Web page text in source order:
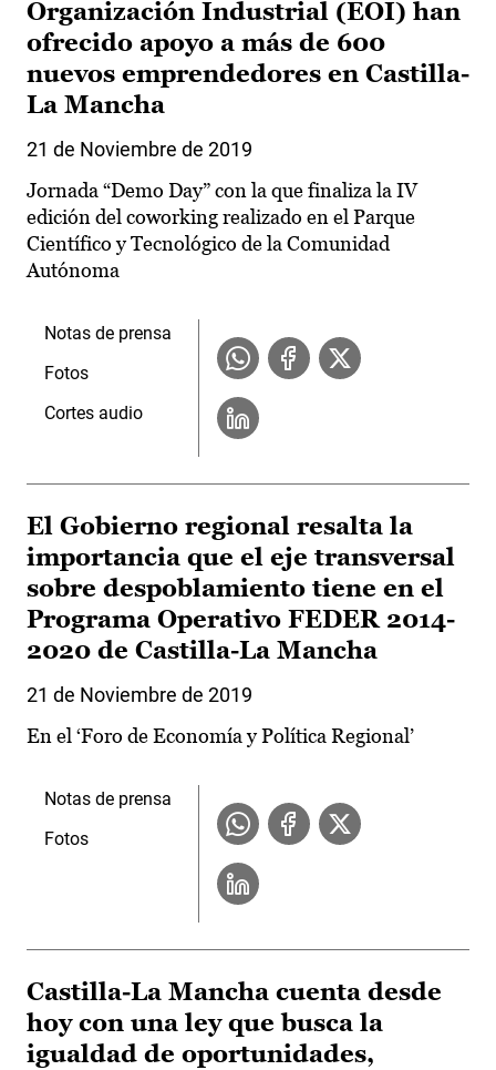
Organización Industrial (EOI) han
ofrecido apoyo a más de 600
nuevos emprendedores en Castilla-
La Mancha
21 de Noviembre de 2019
Jornada “Demo Day” con la que finaliza la IV
edición del coworking realizado en el Parque
Científico y Tecnológico de la Comunidad
Autónoma
Notas de prensa
Fotos
Cortes audio
El Gobierno regional resalta la
importancia que el eje transversal
sobre despoblamiento tiene en el
Programa Operativo FEDER 2014-
2020 de Castilla-La Mancha
21 de Noviembre de 2019
En el ‘Foro de Economía y Política Regional’
Notas de prensa
Fotos
Castilla-La Mancha cuenta desde
hoy con una ley que busca la
igualdad de oportunidades,